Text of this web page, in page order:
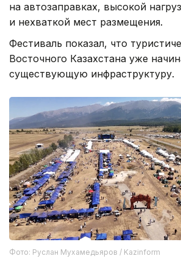
на автозаправках, высокой
и нехваткой мест размещения.
Фестиваль показал, что
Восточного Казахстана уже
существующую инфраструктуру.
Фото: Руслан Мухамедьяров / Kazinform